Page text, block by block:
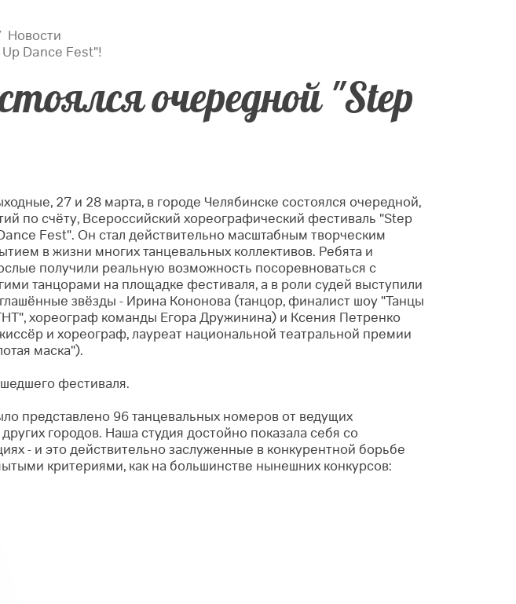
Новости
Dance Fest"!
очередной "Step
27 и 28 марта, в городе Челябинске состоялся очередной,
по счёту, Всероссийский хореографический фестиваль "Step
Fest". Он стал действительно масштабным творческим
в жизни многих танцевальных коллективов. Ребята и
получили реальную возможность посоревноваться с
танцорами на площадке фестиваля, а в роли судей выступили
звёзды - Ирина Кононова (танцор, финалист шоу "Танцы
хореограф команды Егора Дружинина) и Ксения Петренко
и хореограф, лауреат национальной театральной премии
маска").
фестиваля.
представлено 96 танцевальных номеров от ведущих
городов. Наша студия достойно показала себя со
- и это действительно заслуженные в конкурентной борьбе
критериями, как на большинстве нынешних конкурсов: